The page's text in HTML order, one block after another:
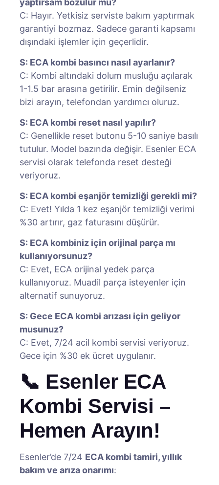
yaptırsam bozulur mu?
C: Hayır. Yetkisiz serviste bakım yaptırmak
garantiyi bozmaz. Sadece garanti kapsamı
dışındaki işlemler için geçerlidir.
S: ECA kombi basıncı nasıl ayarlanır?
C: Kombi altındaki dolum musluğu açılarak
1-1.5 bar arasına getirilir. Emin değilseniz
bizi arayın, telefondan yardımcı oluruz.
S: ECA kombi reset nasıl yapılır?
C: Genellikle reset butonu 5-10 saniye basılı
tutulur. Model bazında değişir. Esenler ECA
servisi olarak telefonda reset desteği
veriyoruz.
S: ECA kombi eşanjör temizliği gerekli mi?
C: Evet! Yılda 1 kez eşanjör temizliği verimi
%30 artırır, gaz faturasını düşürür.
S: ECA kombiniz için orijinal parça mı
kullanıyorsunuz?
C: Evet, ECA orijinal yedek parça
kullanıyoruz. Muadil parça isteyenler için
alternatif sunuyoruz.
S: Gece ECA kombi arızası için geliyor
musunuz?
C: Evet, 7/24 acil kombi servisi veriyoruz.
Gece için %30 ek ücret uygulanır.
📞 Esenler ECA
Kombi Servisi –
Hemen Arayın!
Esenler’de 7/24 ECA kombi tamiri, yıllık
bakım ve arıza onarımı: